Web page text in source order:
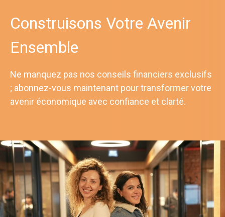
Construisons Votre Avenir
Ensemble
Ne manquez pas nos conseils financiers exclusifs
; abonnez-vous maintenant pour transformer votre
avenir économique avec confiance et clarté.